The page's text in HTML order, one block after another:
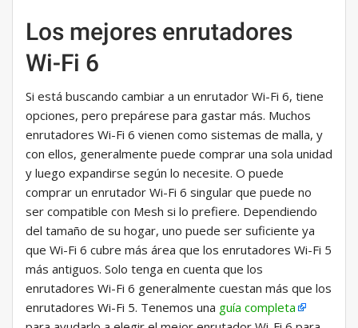
Los mejores enrutadores
Wi-Fi 6
Si está buscando cambiar a un enrutador Wi-Fi 6, tiene
opciones, pero prepárese para gastar más. Muchos
enrutadores Wi-Fi 6 vienen como sistemas de malla, y
con ellos, generalmente puede comprar una sola unidad
y luego expandirse según lo necesite. O puede
comprar un enrutador Wi-Fi 6 singular que puede no
ser compatible con Mesh si lo prefiere. Dependiendo
del tamaño de su hogar, uno puede ser suficiente ya
que Wi-Fi 6 cubre más área que los enrutadores Wi-Fi 5
más antiguos. Solo tenga en cuenta que los
enrutadores Wi-Fi 6 generalmente cuestan más que los
enrutadores Wi-Fi 5. Tenemos una guía completa